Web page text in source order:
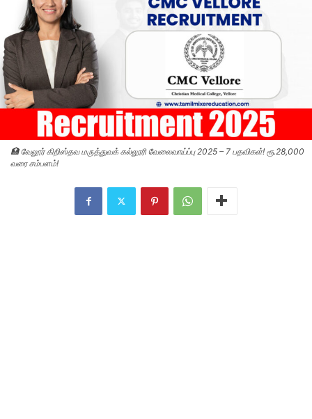
🏥 வேலூர் கிறிஸ்தவ மருத்துவக் கல்லூரி வேலைவாய்ப்பு 2025 – 7 பதவிகள்! ரூ.28,000
வரை சம்பளம்!